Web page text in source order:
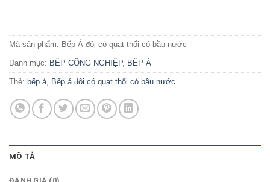
Mã sản phẩm: Bếp Á đôi có quạt thổi có bầu nước
Danh mục: BẾP CÔNG NGHIỆP, BẾP Á
Thẻ: bếp á Bếp á đôi có quạt thổi có bầu nước
MÔ TẢ